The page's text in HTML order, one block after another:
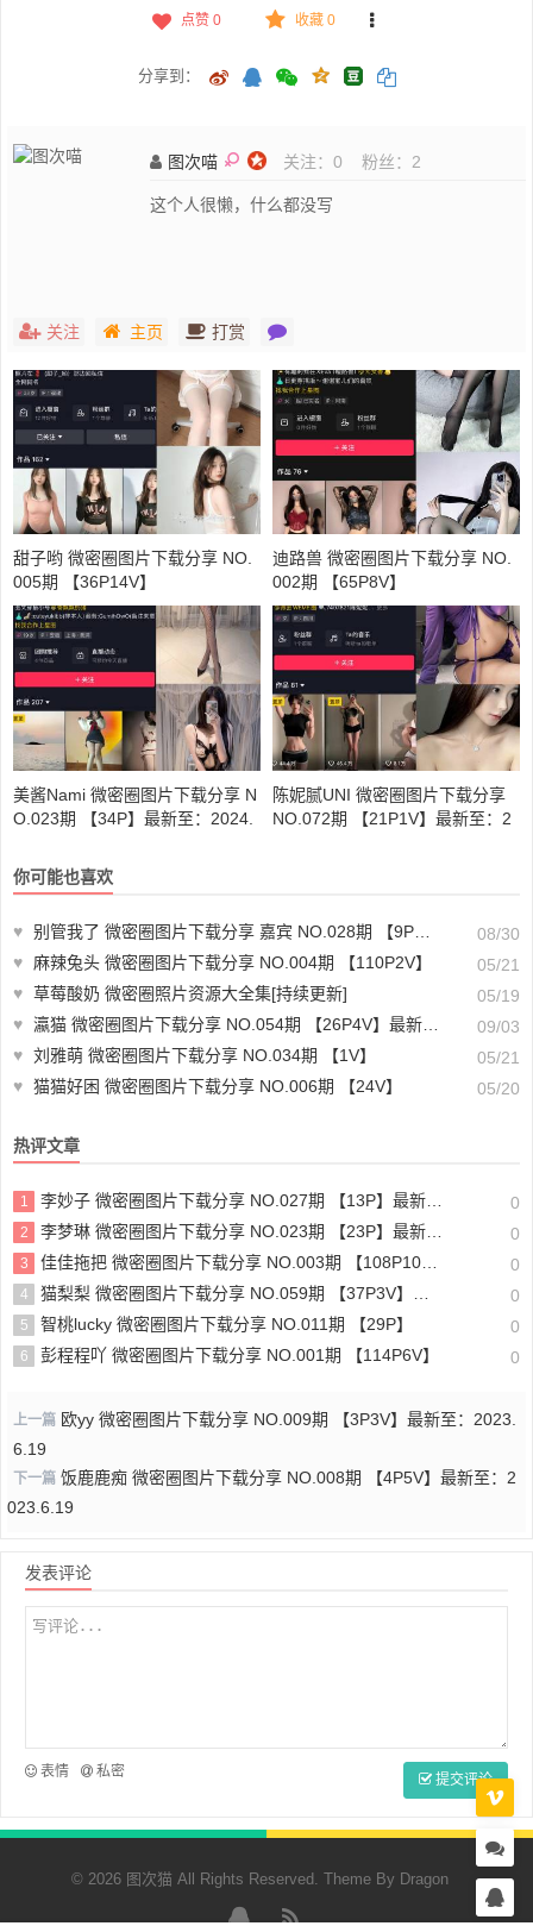
点赞 0 收藏 0
分享到：
图次喵 关注： 0 粉丝： 2
这个人很懒，什么都没写
关注 主页 打赏
甜子哟 微密圈图片下载分享 NO.
005期 【36P14V】
迪路兽 微密圈图片下载分享 NO.
002期 【65P8V】
美酱Nami 微密圈图片下载分享 N
O.023期 【34P】最新至：2024.
陈妮腻UNI 微密圈图片下载分享
NO.072期 【21P1V】最新至：2
你可能也喜欢
♥ 别管我了 微密圈图片下载分享 嘉宾 NO.028期 【9P】最新至：2024.8.26
08/30
♥
麻辣兔头 微密圈图片下载分享 NO.004期 【110P2V】
05/21
♥ 草莓酸奶 微密圈照片资源大全集[持续更新]
05/19
♥ 瀛猫 微密圈图片下载分享 NO.054期 【26P4V】最新至：2024.9.1
09/03
♥ 刘雅萌 微密圈图片下载分享 NO.034期 【1V】
05/21
♥ 猫猫好困 微密圈图片下载分享 NO.006期 【24V】 05/20
热评文章
1 李妙子 微密圈图片下载分享 NO.027期 【13P】最新至：2023.6.15 0
2 李梦琳 微密圈图片下载分享 NO.023期 【23P】最新至：2024.5.15 0
3 佳佳拖把 微密圈图片下载分享 NO.003期 【108P10V】 0
4 猫梨梨 微密圈图片下载分享 NO.059期 【37P3V】最新至：2024.5.30 0
5 智桃lucky 微密圈图片下载分享 NO.011期 【29P】 0
6 彭程程吖 微密圈图片下载分享 NO.001期 【114P6V】 0
上一篇 欧yy 微密圈图片下载分享 NO.009期 【3P3V】最新至：2023.
6.19
下一篇 饭鹿鹿痴 微密圈图片下载分享 NO.008期 【4P5V】最新至：2
023.6.19
发表评论
表情 私密 提交评论
© 2026 图次猫 All Rights Reserved. Theme By Dragon